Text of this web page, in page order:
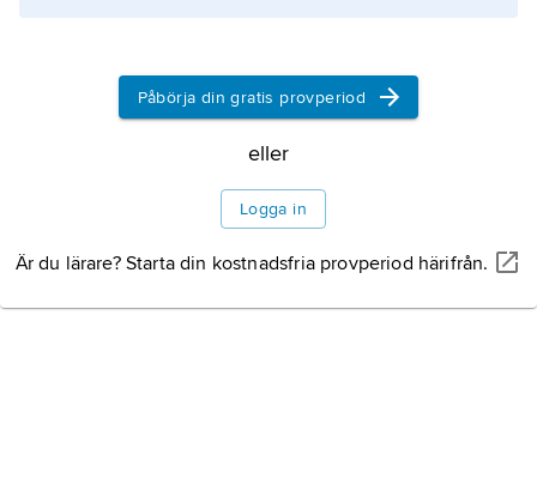
Påbörja din gratis provperiod
eller
Logga in
Är du lärare? Starta din kostnadsfria provperiod härifrån.